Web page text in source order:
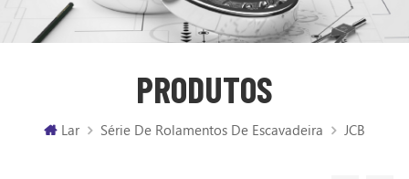
PRODUTOS
Lar Série De Rolamentos De Escavadeira JCB